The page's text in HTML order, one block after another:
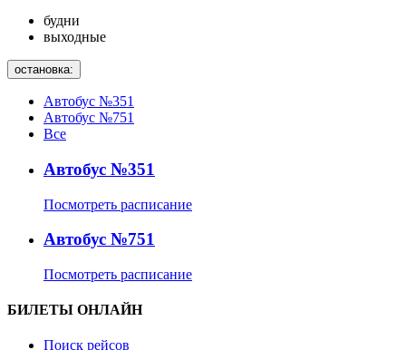
будни
выходные
остановка:
Автобус №351
Автобус №751
Все
Автобус №351
Посмотреть расписание
Автобус №751
Посмотреть расписание
БИЛЕТЫ ОНЛАЙН
Поиск рейсов